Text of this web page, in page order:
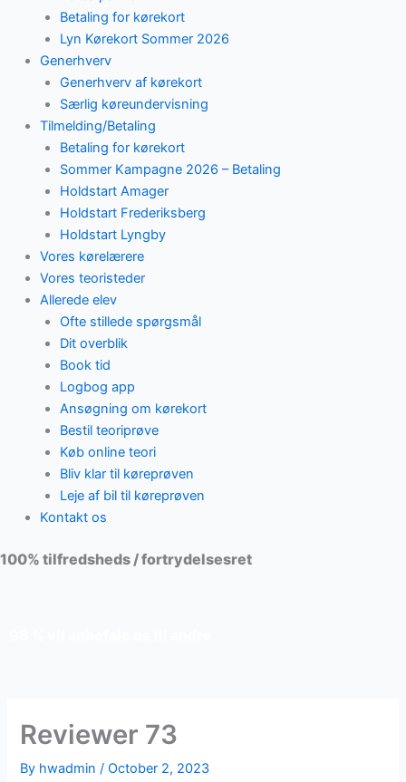
Betaling for kørekort
Lyn Kørekort Sommer 2026
Generhverv
Generhverv af kørekort
Særlig køreundervisning
Tilmelding/Betaling
Betaling for kørekort
Sommer Kampagne 2026 – Betaling
Holdstart Amager
Holdstart Frederiksberg
Holdstart Lyngby
Vores kørelærere
Vores teoristeder
Allerede elev
Ofte stillede spørgsmål
Dit overblik
Book tid
Logbog app
Ansøgning om kørekort
Bestil teoriprøve
Køb online teori
Bliv klar til køreprøven
Leje af bil til køreprøven
Kontakt os
100% tilfredsheds / fortrydelsesret
Reviewer 73
By hwadmin/October 2, 2023